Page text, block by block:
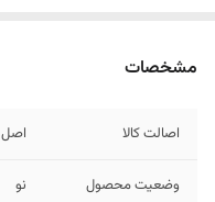
مشخصات
اصالت کالا اصل
وضعیت محصول نو